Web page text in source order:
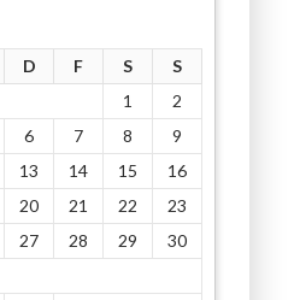
D F S S
1
2
6 7 8
9
13 14 15
16
20 21 22
23
27 28 29
30